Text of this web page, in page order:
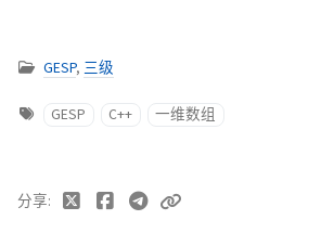
GESP, 三级
GESP C++ 一维数组
分享